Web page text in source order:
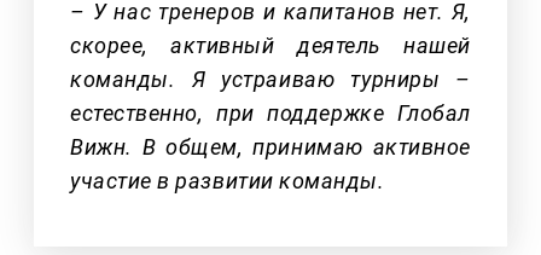
– У нас тренеров и капитанов нет. Я,
скорее, активный деятель нашей
команды. Я устраиваю турниры –
естественно, при поддержке Глобал
Вижн. В общем, принимаю активное
участие в развитии команды.